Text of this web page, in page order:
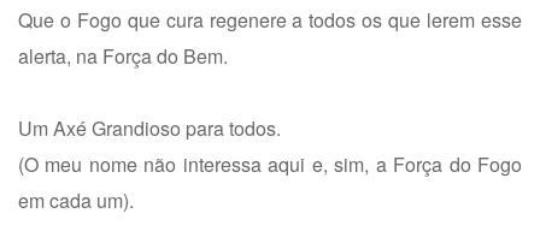
Que o Fogo que cura regenere a todos os que lerem esse
alerta, na Força do Bem.
Um Axé Grandioso para todos.
(O meu nome não interessa aqui e, sim, a Força do Fogo
em cada um).